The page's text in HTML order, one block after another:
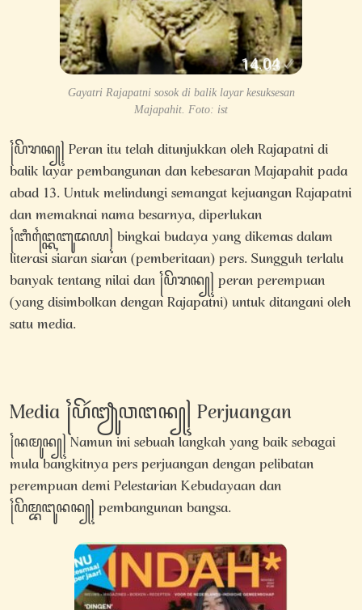
Gayatri Rajapatni sosok di balik layar kesuksesan
Majapahit. Foto: ist
꧌ꦥꦼꦫꦤ꧀꧍ Peran itu telah ditunjukkan oleh Rajapatni di
balik layar pembangunan dan kebesaran Majapahit pada
abad 13. Untuk melindungi semangat kejuangan Rajapatni
dan memaknai nama besarnya, diperlukan
꧌ꦧꦶꦔ꧀ꦏꦻꦧꦸꦢꦪ꧍ bingkai budaya yang dikemas dalam
literasi siaran siaran (pemberitaan) pers. Sungguh terlalu
banyak tentang nilai dan ꧌ꦥꦼꦫꦤ꧀꧍ peran perempuan
(yang disimbolkan dengan Rajapatni) untuk ditangani oleh
satu media.
Media ꧌ꦥꦼꦂꦙꦸꦮꦔꦤ꧀꧍ Perjuangan
꧌ꦤꦩꦸꦤ꧀꧍ Namun ini sebuah langkah yang baik sebagai
mula bangkitnya pers perjuangan dengan pelibatan
perempuan demi Pelestarian Kebudayaan dan
꧌ꦥꦼꦩ꧀ꦧꦔꦸꦤꦤ꧀꧍ pembangunan bangsa.